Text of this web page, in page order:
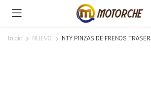
Inicio NUEVO NTY PINZAS DE FRENOS